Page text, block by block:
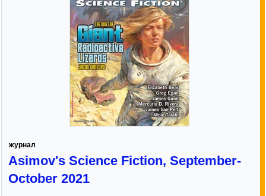
журнал
Asimov's Science Fiction, September-
October 2021